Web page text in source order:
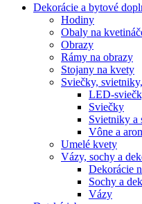
Dekorácie a bytové
Hodiny
Obaly na
Obrazy
Rámy na obrazy
Stojany na kvety
Sviečky,
LED-
Sviečky
Svietniky a
Vône a
Umelé kvety
Vázy, sochy a
Dekorácie
Sochy a
Vázy